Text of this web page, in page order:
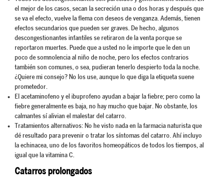
el mejor de los casos, secan la secreción una o dos horas y después que
se va el efecto, vuelve la flema con deseos de venganza. Además, tienen
efectos secundarios que pueden ser graves. De hecho, algunos
descongestionantes infantiles se retiraron de la venta porque se
reportaron muertes. Puede que a usted no le importe que le den un
poco de somnolencia al niño de noche, pero los efectos contrarios
también son comunes, o sea, pudieran tenerlo despierto toda la noche.
¿Quiere mi consejo? No los use, aunque lo que diga la etiqueta suene
prometedor.
El acetaminofeno y el ibuprofeno ayudan a bajar la fiebre; pero como la
fiebre generalmente es baja, no hay mucho que bajar. No obstante, los
calmantes sí alivian el malestar del catarro.
Tratamientos alternativos: No he visto nada en la farmacia naturista que
dé resultado para prevenir o tratar los síntomas del catarro. Ahí incluyo
la echinacea, uno de los favoritos homeopáticos de todos los tiempos, al
igual que la vitamina C.
Catarros prolongados